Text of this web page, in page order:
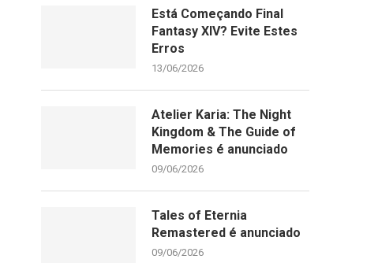
Está Começando Final
Fantasy XIV? Evite Estes
Erros
13/06/2026
Atelier Karia: The Night
Kingdom & The Guide of
Memories é anunciado
09/06/2026
Tales of Eternia
Remastered é anunciado
09/06/2026